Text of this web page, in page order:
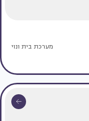
מערכת בית ונוי